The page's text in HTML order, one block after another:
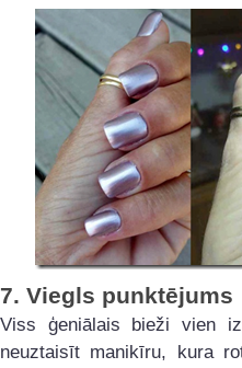
7. Viegls punktējums
Viss ģeniālais bieži vien
neuztaisīt manikīru, kura